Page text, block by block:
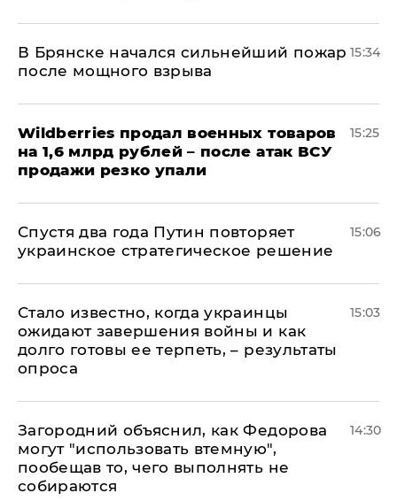
В Брянске начался сильнейший пожар
после мощного взрыва
15:34
​Wildberries продал военных товаров
на 1,6 млрд рублей – после атак ВСУ
продажи резко упали
15:25
Спустя два года Путин повторяет
украинское стратегическое решение
15:06
Стало известно, когда украинцы
ожидают завершения войны и как
долго готовы ее терпеть, – результаты
опроса
15:03
Загородний объяснил, как Федорова
могут "использовать втемную",
пообещав то, чего выполнять не
собираются
14:30